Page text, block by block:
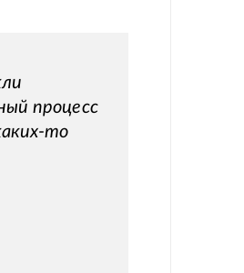
процесс
то